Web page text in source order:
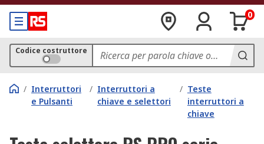
0
Codice costruttore
/ Interruttori
e Pulsanti
/ Interruttori a
chiave e selettori
/ Teste
interruttori a
chiave